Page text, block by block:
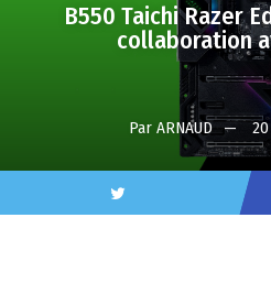
B550 Taichi Razer
collaboration
Par ARNAUD